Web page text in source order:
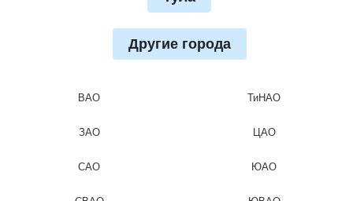
Другие города
ВАО
ЗАО
САО
ТиНАО
ЦАО
ЮАО